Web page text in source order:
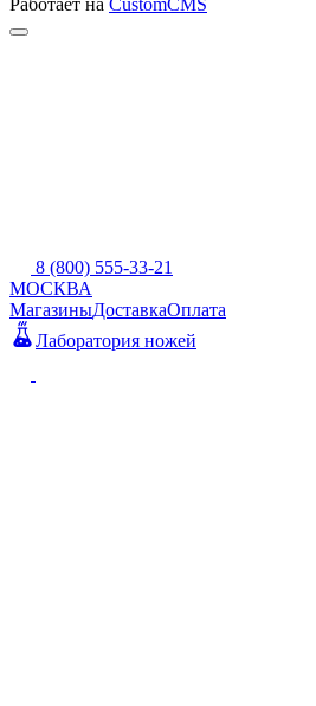
Работает на CustomCMS
8 (800) 555-33-21
МОСКВА
МагазиныДоставкаОплата
Лаборатория ножей